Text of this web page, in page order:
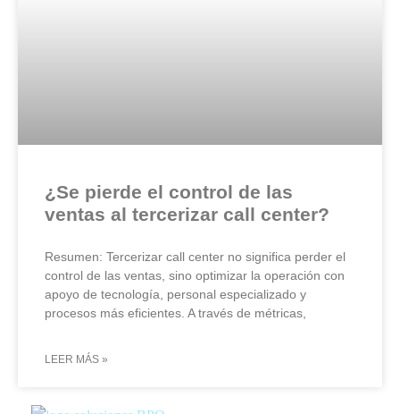
¿Se pierde el control de las
ventas al tercerizar call center?
Resumen: Tercerizar call center no significa perder el
control de las ventas, sino optimizar la operación con
apoyo de tecnología, personal especializado y
procesos más eficientes. A través de métricas,
LEER MÁS »